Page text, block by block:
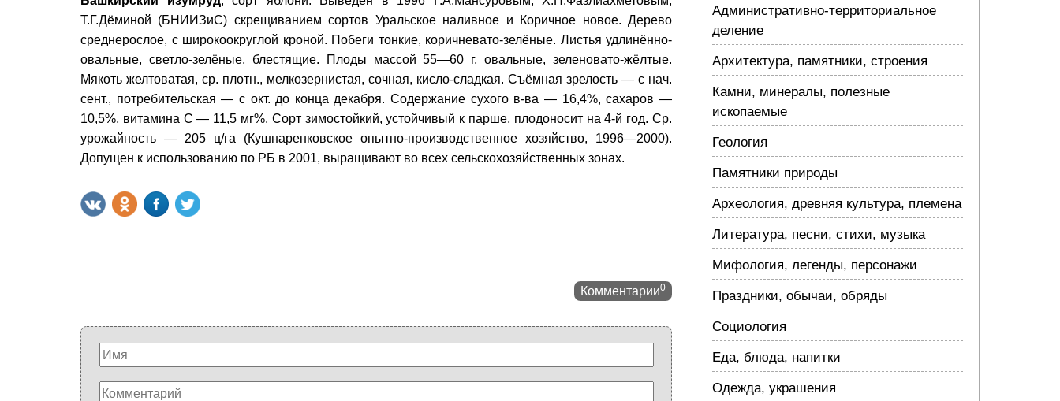
Т.Г.Дёминой (БНИИЗиС) скрещиванием сортов Уральское наливное и Коричное новое. Дерево
среднерослое, с широкоокруглой кроной. Побеги тонкие, коричневато-зелёные. Листья удлинённо-
овальные, светло-зелёные, блестящие. Плоды массой 55—60 г, овальные, зеленовато-жёлтые.
Мякоть желтоватая, ср. плотн., мелкозернистая, сочная, кисло-сладкая. Съёмная зрелость — с нач.
сент., потребительская — с окт. до конца декабря. Содержание сухого в-ва — 16,4%, сахаров —
10,5%, витамина С — 11,5 мг%. Сорт зимостойкий, устойчивый к парше, плодоносит на 4-й год. Ср.
урожайность — 205 ц/га (Кушнаренковское опытно-производственное хозяйство, 1996—2000).
Допущен к использованию по РБ в 2001, выращивают во всех сельскохозяйственных зонах.
Комментарии0
Административно-территориальное
деление
Архитектура, памятники, строения
Камни, минералы, полезные
ископаемые
Геология
Памятники природы
Археология, древняя культура, племена
Литература, песни, стихи, музыка
Мифология, легенды, персонажи
Праздники, обычаи, обряды
Социология
Еда, блюда, напитки
Одежда, украшения